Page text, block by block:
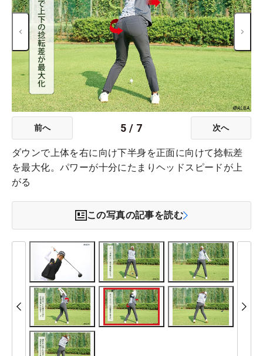
前へ 5 / 7 次へ
ダウンで上体を右に向け下半身を正面に向けて捻転差
を最大化。パワーが十分にたまりヘッドスピードが上
がる
この写真の記事を読む